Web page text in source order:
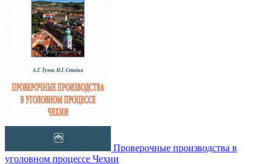
Проверочные производства в
уголовном процессе Чехии